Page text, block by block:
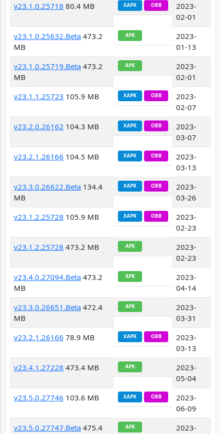
v23.1.0.25718 80.4 MB XAPK OBB
2023-
02-01
v23.1.0.25632.Beta 473.2
MB
APK
2023-
01-13
v23.1.0.25719.Beta 473.2
MB
APK
2023-
02-01
v23.1.1.25723 105.9 MB XAPK OBB
2023-
02-07
v23.2.0.26162 104.3 MB XAPK OBB
2023-
03-07
v23.2.1.26166 104.5 MB XAPK OBB
2023-
03-13
v23.3.0.26622.Beta 134.4
MB
XAPK OBB
2023-
03-26
v23.1.2.25728 105.9 MB XAPK OBB
2023-
02-23
v23.1.2.25728 473.2 MB APK
2023-
02-23
v23.4.0.27094.Beta 473.2
MB
APK
2023-
04-14
v23.3.0.26651.Beta 472.4
MB
APK
2023-
03-31
v23.2.1.26166 78.9 MB XAPK OBB
2023-
03-13
v23.4.1.27228 473.4 MB APK
2023-
05-04
v23.5.0.27746 103.6 MB XAPK OBB
2023-
06-09
v23.5.0.27747.Beta 475.4
APK
2023-